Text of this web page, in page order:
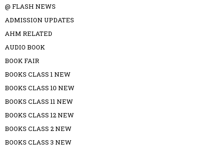
@ FLASH NEWS
ADMISSION UPDATES
AHM RELATED
AUDIO BOOK
BOOK FAIR
BOOKS CLASS 1 NEW
BOOKS CLASS 10 NEW
BOOKS CLASS 11 NEW
BOOKS CLASS 12 NEW
BOOKS CLASS 2 NEW
BOOKS CLASS 3 NEW